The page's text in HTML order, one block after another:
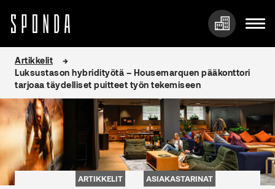
sisältöön
Artikkelit
Luksustason hybridityötä – Housemarquen pääkonttori
tarjoaa täydelliset puitteet työn tekemiseen
ARTIKKELIT ASIAKASTARINAT